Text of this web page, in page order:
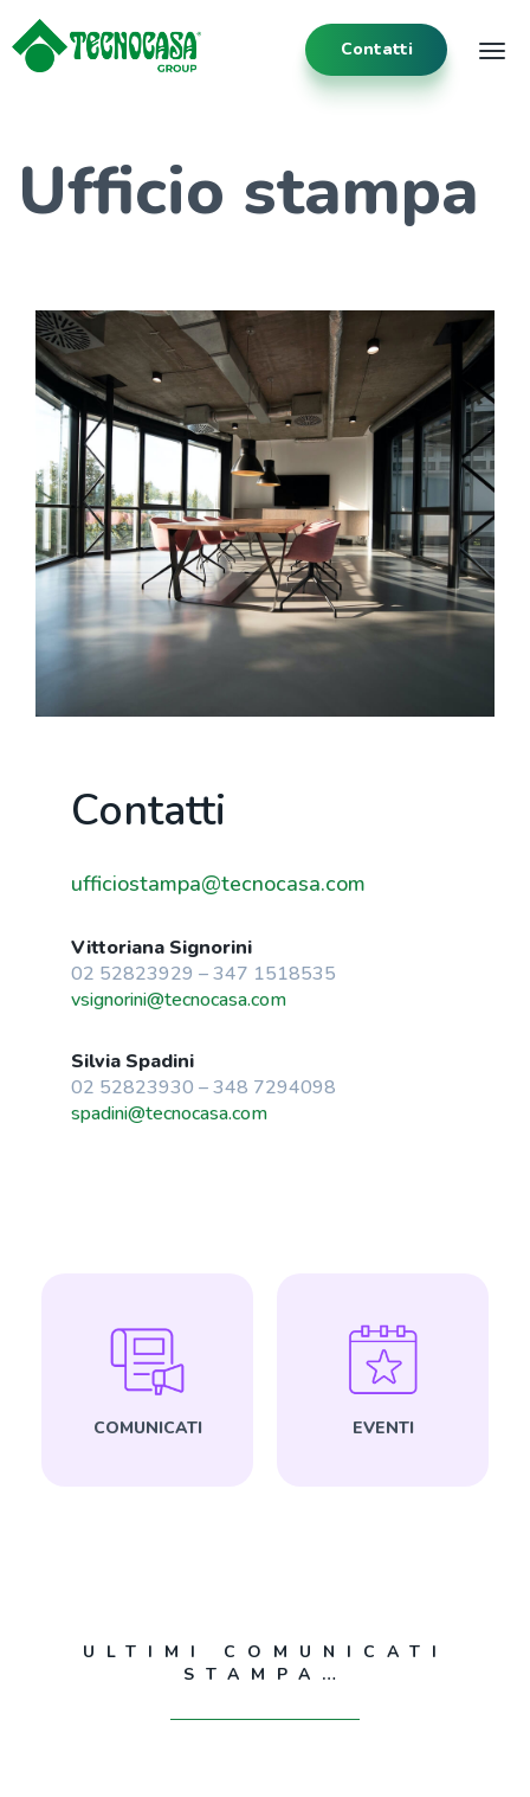
Contatti
Ufficio stampa
Contatti
ufficiostampa@tecnocasa.com
Vittoriana Signorini
02 52823929 – 347 1518535
vsignorini@tecnocasa.com
Silvia Spadini
02 52823930 – 348 7294098
spadini@tecnocasa.com
COMUNICATI EVENTI
ULTIMI COMUNICATI
STAMPA…